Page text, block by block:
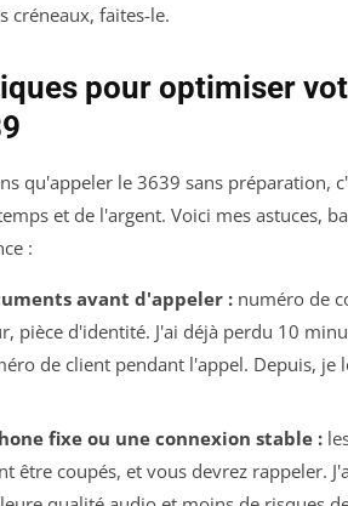
créneaux, faites-le.
pour optimiser
qu'appeler le 3639 sans préparation,
et de l'argent. Voici mes astuces,
:
avant d'appeler :numéro de
pièce d'identité. J'ai déjà perdu 10
de client pendant l'appel. Depuis, je
fixe ou une connexion stable :
être coupés, et vous devrez rappeler.